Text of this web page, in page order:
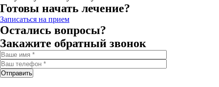
Готовы начать лечение?
Записаться на прием
Остались вопросы?
Закажите обратный звонок
Отправить